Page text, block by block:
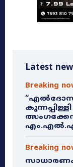
Latest
Breaking
കുന്നപ്പിള്ളി
Breaking